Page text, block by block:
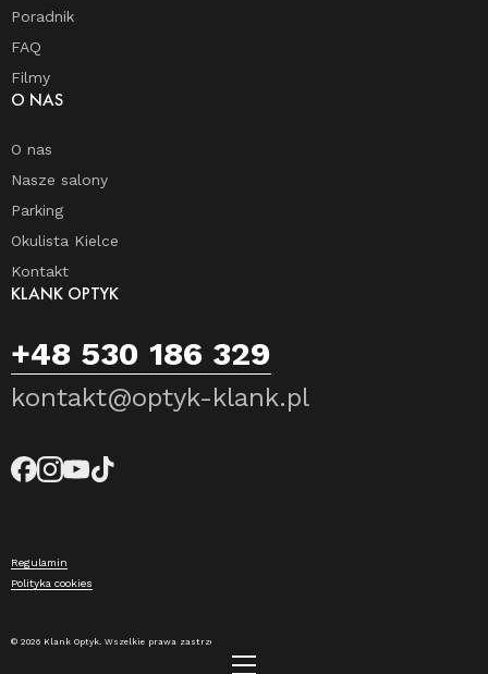
Poradnik
FAQ
Filmy
O NAS
O nas
Nasze salony
Parking
Okulista Kielce
Kontakt
KLANK OPTYK
+48 530 186 329
kontakt@optyk-klank.pl
© 2026 Klank Optyk. Wszelkie prawa zastrzeżone.
Regulamin
Polityka cookies